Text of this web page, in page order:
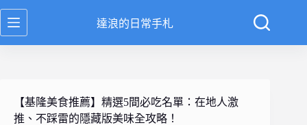
跳
至
達浪的日常手札
【基隆美食推薦】精選5間必吃名單：在地人激
推、不踩雷的隱藏版美味全攻略！